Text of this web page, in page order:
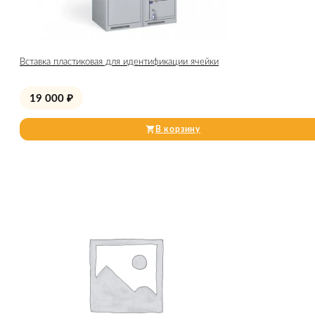
Вставка пластиковая для идентификации ячейки
19 000 ₽
В корзину